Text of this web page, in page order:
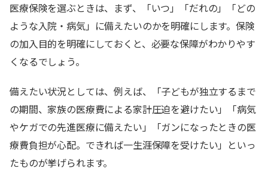
医療保険を選ぶときは、まず、「いつ」「だれの」「どの
ような入院・病気」に備えたいのかを明確にします。保険
の加入目的を明確にしておくと、必要な保障がわかりやす
くなるでしょう。
備えたい状況としては、例えば、「子どもが独立するまで
の期間、家族の医療費による家計圧迫を避けたい」「病気
やケガでの先進医療に備えたい」「ガンになったときの医
療費負担が心配。できれば一生涯保障を受けたい」といっ
たものが挙げられます。